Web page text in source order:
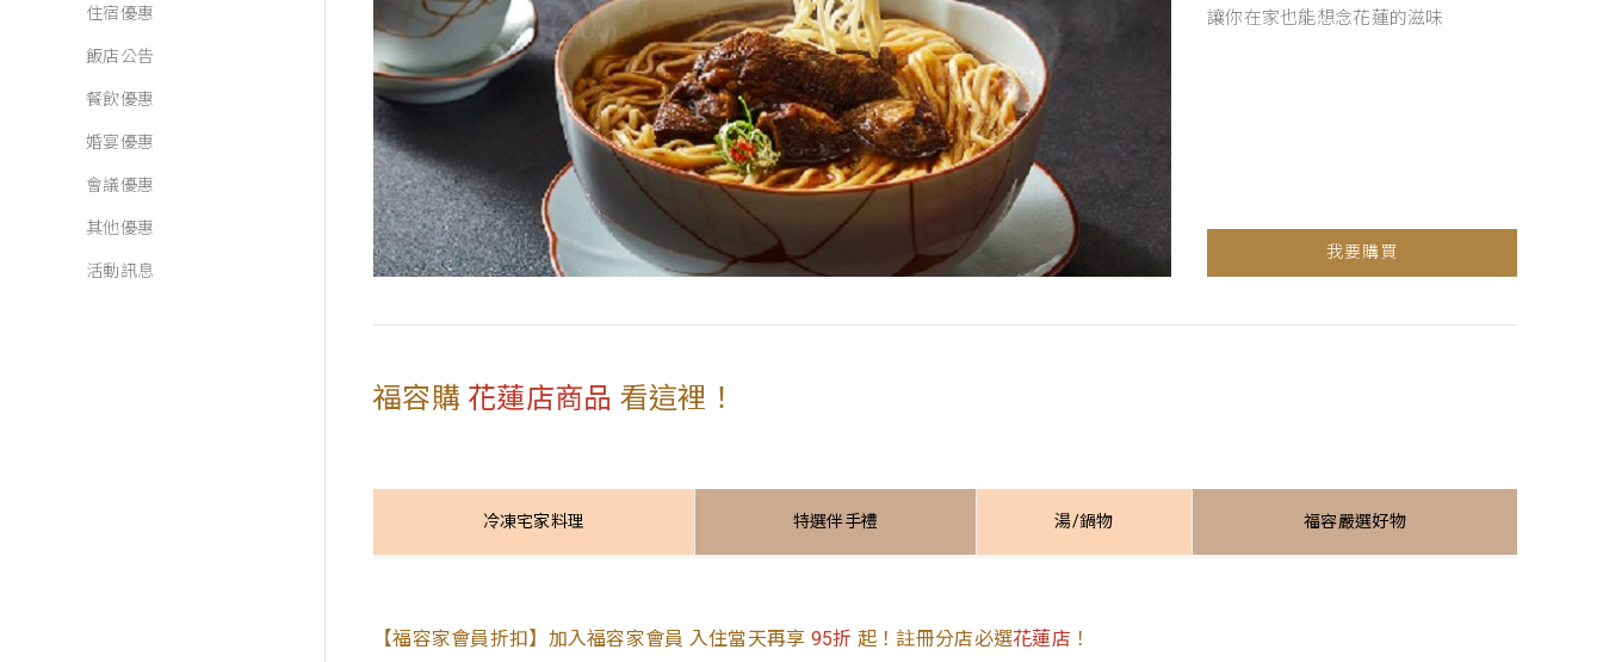
住宿優惠
飯店公告
餐飲優惠
婚宴優惠
會議優惠
其他優惠
活動訊息
讓你在家也能想念花蓮的滋味
我要購買
福容購 花蓮店商品 看這裡！
冷凍宅家料理 特選伴手禮 湯/鍋物 福容嚴選好物
【福容家會員折扣】加入福容家會員 入住當天再享 95折 起！註冊分店必選花蓮店 ！